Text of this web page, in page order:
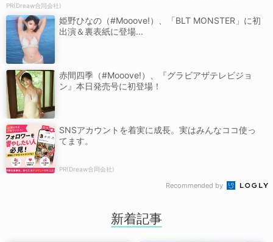
PR(Dreaw合同会社)
姫野ひなの（#Mooove!）、「BLT MONSTER」に初
出演＆裏表紙に登場...
赤間四季（#Mooove!）、『グラビアザテレビジョ
ン』本日発売号に初登場！
SNSアカウントを着実に成長。実はみんなココ使っ
てます。
PR(Dreaw合同会社)
Recommended by
新着記事